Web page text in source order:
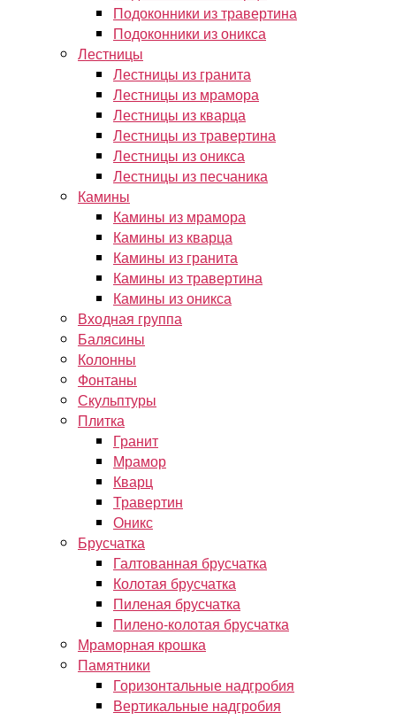
Подоконники из травертина
Подоконники из оникса
Лестницы
Лестницы из гранита
Лестницы из мрамора
Лестницы из кварца
Лестницы из травертина
Лестницы из оникса
Лестницы из песчаника
Камины
Камины из мрамора
Камины из кварца
Камины из гранита
Камины из травертина
Камины из оникса
Входная группа
Балясины
Колонны
Фонтаны
Скульптуры
Плитка
Гранит
Мрамор
Кварц
Травертин
Оникс
Брусчатка
Галтованная брусчатка
Колотая брусчатка
Пиленая брусчатка
Пилено-колотая брусчатка
Мраморная крошка
Памятники
Горизонтальные надгробия
Вертикальные надгробия